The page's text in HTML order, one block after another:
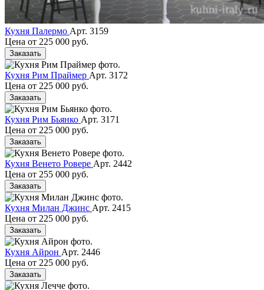
Кухня Палермо Арт. 3159
Цена от 225 000 руб.
Заказать
Кухня Рим Праймер Арт. 3172
Цена от 225 000 руб.
Заказать
Кухня Рим Бьянко Арт. 3171
Цена от 225 000 руб.
Заказать
Кухня Венето Ровере Арт. 2442
Цена от 255 000 руб.
Заказать
Кухня Милан Джинс Арт. 2415
Цена от 225 000 руб.
Заказать
Кухня Айрон Арт. 2446
Цена от 225 000 руб.
Заказать